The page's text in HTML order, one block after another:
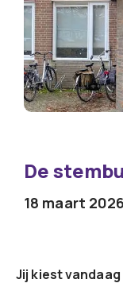
De
18 maart 2026
Jij kiest